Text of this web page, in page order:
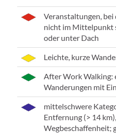
Veranstaltungen, bei
nicht im Mittelpunkt
oder unter Dach
Leichte, kurze
After Work Walking:
Wanderungen mit
mittelschwere
Entfernung (> 14
Wegbeschaffenheit;